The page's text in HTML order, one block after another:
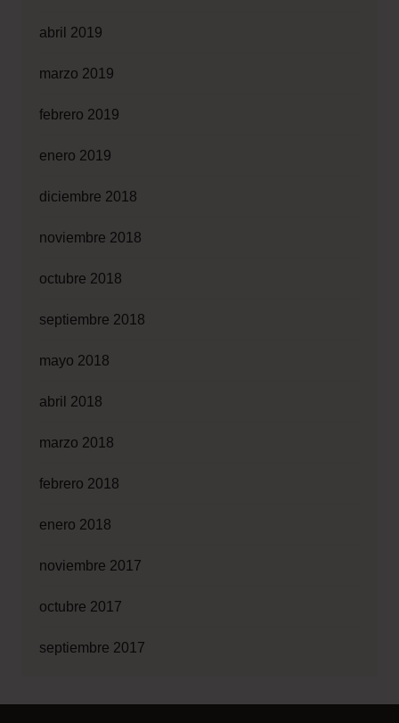
abril 2019
marzo 2019
febrero 2019
enero 2019
diciembre 2018
noviembre 2018
octubre 2018
septiembre 2018
mayo 2018
abril 2018
marzo 2018
febrero 2018
enero 2018
noviembre 2017
octubre 2017
septiembre 2017